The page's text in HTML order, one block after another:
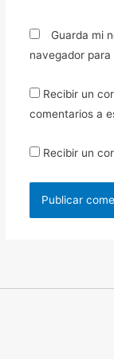
Guarda mi
navegador
Recibir un
comentarios a
Recibir un